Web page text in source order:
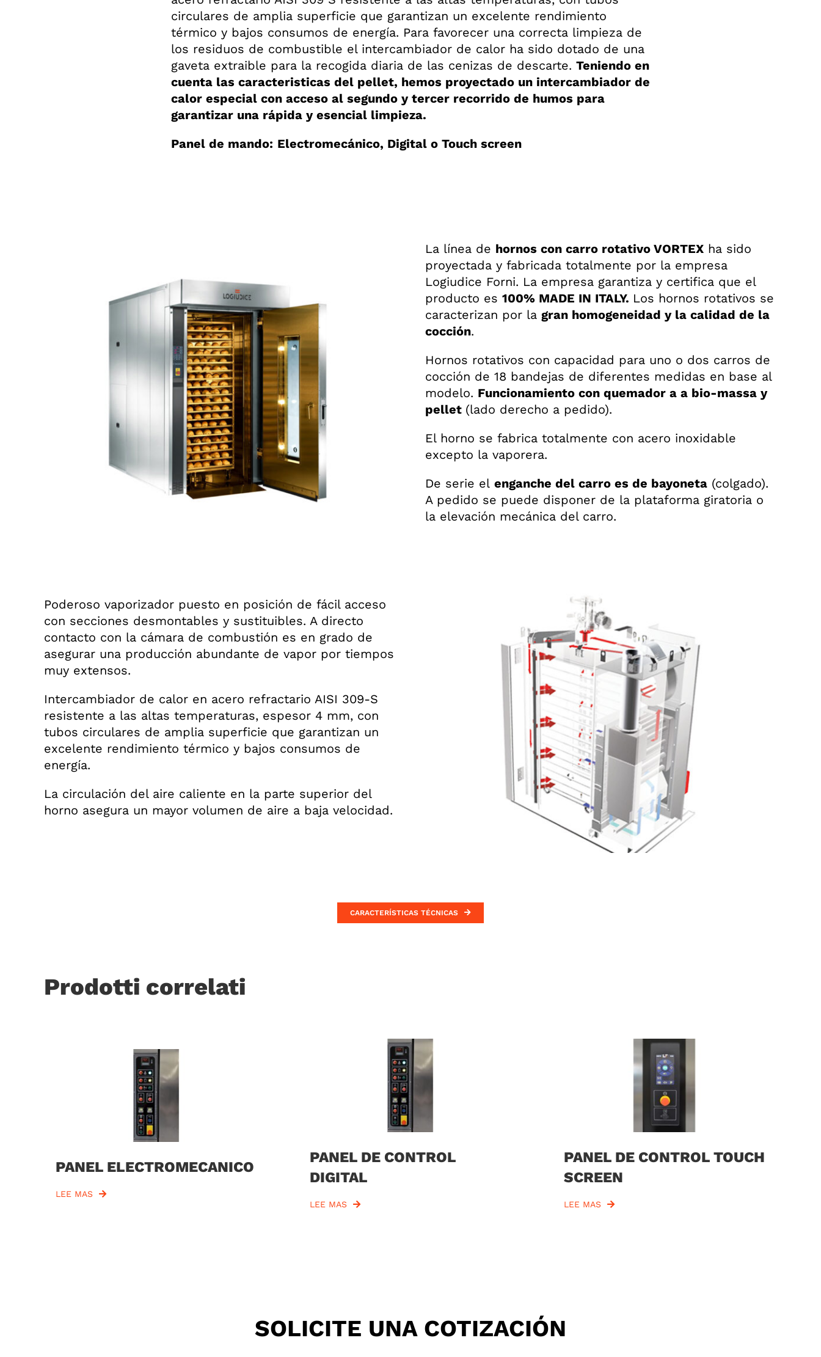
circulares de amplia superficie que garantizan un excelente rendimiento
térmico y bajos consumos de energía. Para favorecer una correcta limpieza de
los residuos de combustible el intercambiador de calor ha sido dotado de una
gaveta extraible para la recogida diaria de las cenizas de descarte. Teniendo en
cuenta las caracteristicas del pellet, hemos proyectado un intercambiador de
calor especial con acceso al segundo y tercer recorrido de humos para
garantizar una rápida y esencial limpieza.
Panel de mando: Electromecánico, Digital o Touch screen
La línea de hornos con carro rotativo VORTEXha sido
proyectada y fabricada totalmente por la empresa
Logiudice Forni. La empresa garantiza y certifica que el
producto es 100% MADE IN ITALY. Los hornos rotativos se
caracterizan por la gran homogeneidad y la calidad de la
cocción.
Hornos rotativos con capacidad para uno o dos carros de
cocción de 18 bandejas de diferentes medidas en base al
modelo. Funcionamiento con quemador a a bio-massa y
pellet (lado derecho a pedido).
El horno se fabrica totalmente con acero inoxidable
excepto la vaporera.
De serie el enganche del carro es de bayoneta(colgado).
A pedido se puede disponer de la plataforma giratoria o
la elevación mecánica del carro.
Poderoso vaporizador puesto en posición de fácil acceso
con secciones desmontables y sustituibles. A directo
contacto con la cámara de combustión es en grado de
asegurar una producción abundante de vapor por tiempos
muy extensos.
Intercambiador de calor en acero refractario AISI 309-S
resistente a las altas temperaturas, espesor 4 mm, con
tubos circulares de amplia superficie que garantizan un
excelente rendimiento térmico y bajos consumos de
energía.
La circulación del aire caliente en la parte superior del
horno asegura un mayor volumen de aire a baja velocidad.
CARACTERÍSTICAS TÉCNICAS
Prodotti correlati
PANEL ELECTROMECANICO
LEE MAS
PANEL DE CONTROL
DIGITAL
LEE MAS
PANEL DE CONTROL TOUCH
SCREEN
LEE MAS
SOLICITE UNA COTIZACIÓN